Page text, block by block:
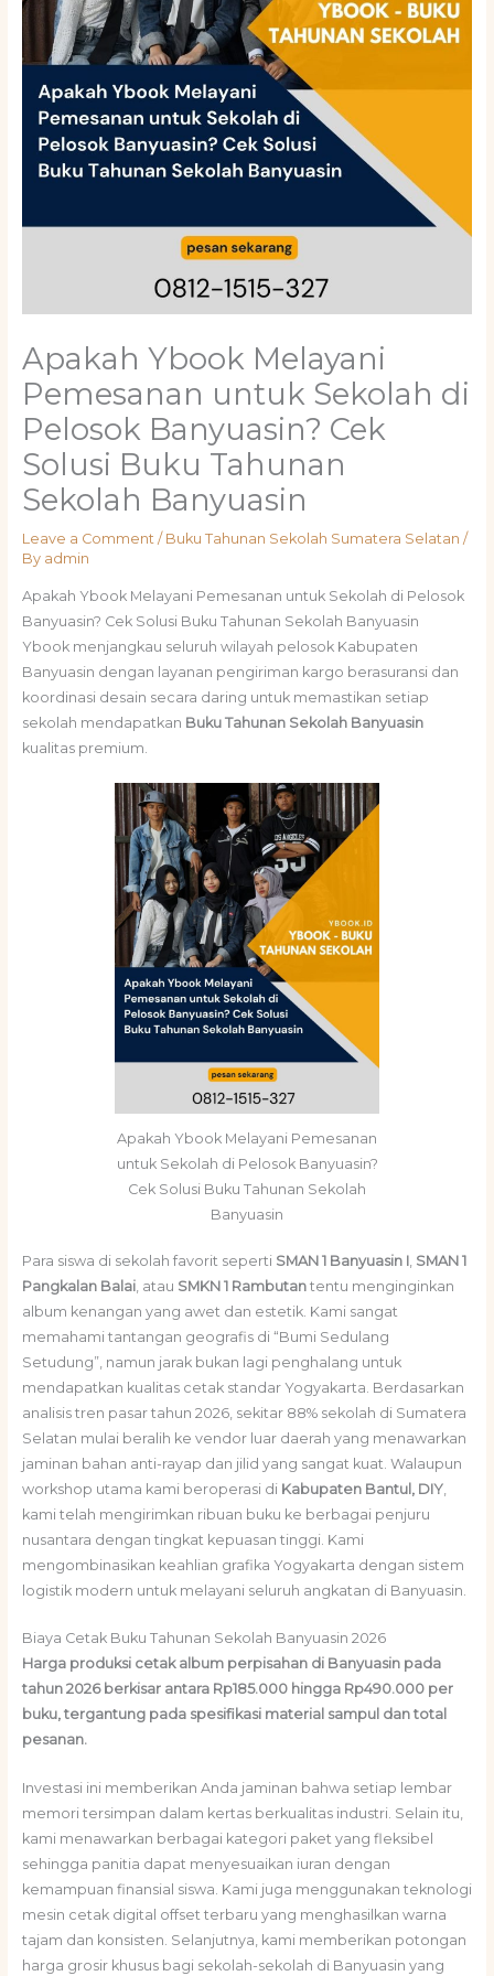
Apakah Ybook Melayani
Pemesanan untuk Sekolah di
Pelosok Banyuasin? Cek
Solusi Buku Tahunan
Sekolah Banyuasin
Leave a Comment / Buku Tahunan Sekolah Sumatera Selatan /
By admin
Apakah Ybook Melayani Pemesanan untuk Sekolah di Pelosok
Banyuasin? Cek Solusi Buku Tahunan Sekolah Banyuasin
Ybook menjangkau seluruh wilayah pelosok Kabupaten
Banyuasin dengan layanan pengiriman kargo berasuransi dan
koordinasi desain secara daring untuk memastikan setiap
sekolah mendapatkan Buku Tahunan Sekolah Banyuasin
kualitas premium.
Apakah Ybook Melayani Pemesanan
untuk Sekolah di Pelosok Banyuasin?
Cek Solusi Buku Tahunan Sekolah
Banyuasin
Para siswa di sekolah favorit seperti SMAN 1 Banyuasin I, SMAN 1
Pangkalan Balai, atau SMKN 1 Rambutantentu menginginkan
album kenangan yang awet dan estetik. Kami sangat
memahami tantangan geografis di “Bumi Sedulang
Setudung”, namun jarak bukan lagi penghalang untuk
mendapatkan kualitas cetak standar Yogyakarta. Berdasarkan
analisis tren pasar tahun 2026, sekitar 88% sekolah di Sumatera
Selatan mulai beralih ke vendor luar daerah yang menawarkan
jaminan bahan anti-rayap dan jilid yang sangat kuat. Walaupun
workshop utama kami beroperasi di Kabupaten Bantul, DIY,
kami telah mengirimkan ribuan buku ke berbagai penjuru
nusantara dengan tingkat kepuasan tinggi. Kami
mengombinasikan keahlian grafika Yogyakarta dengan sistem
logistik modern untuk melayani seluruh angkatan di Banyuasin.
Biaya Cetak Buku Tahunan Sekolah Banyuasin 2026
Harga produksi cetak album perpisahan di Banyuasin pada
tahun 2026 berkisar antara Rp185.000 hingga Rp490.000 per
buku, tergantung pada spesifikasi material sampul dan total
pesanan.
Investasi ini memberikan Anda jaminan bahwa setiap lembar
memori tersimpan dalam kertas berkualitas industri. Selain itu,
kami menawarkan berbagai kategori paket yang fleksibel
sehingga panitia dapat menyesuaikan iuran dengan
kemampuan finansial siswa. Kami juga menggunakan teknologi
mesin cetak digital offset terbaru yang menghasilkan warna
tajam dan konsisten. Selanjutnya, kami memberikan potongan
harga grosir khusus bagi sekolah-sekolah di Banyuasin yang